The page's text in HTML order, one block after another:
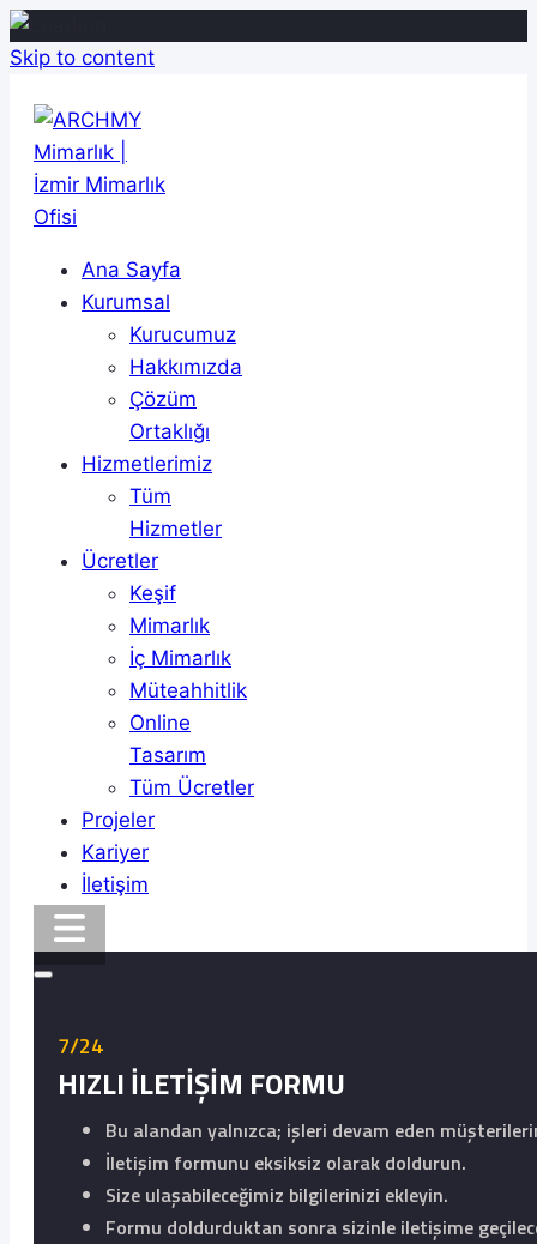
Skip to content
Ana Sayfa
Kurumsal
Kurucumuz
Hakkımızda
Çözüm
Ortaklığı
Hizmetlerimiz
Tüm
Hizmetler
Ücretler
Keşif
Mimarlık
İç Mimarlık
Müteahhitlik
Online
Tasarım
Tüm Ücretler
Projeler
Kariyer
İletişim
7/24
HIZLI İLETİŞİM FORMU
Bu alandan yalnızca; işleri devam eden
İletişim formunu eksiksiz olarak doldurun.
Size ulaşabileceğimiz bilgilerinizi ekleyin.
Formu doldurduktan sonra sizinle iletişime